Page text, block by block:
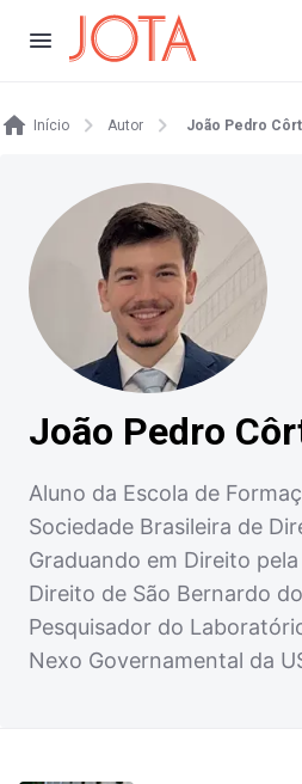
Início Autor João Pedro
João Pedro
Aluno da Escola de
Sociedade Brasileira de
Graduando em Direito
Direito de São Bernardo
Pesquisador do
Nexo Governamental da